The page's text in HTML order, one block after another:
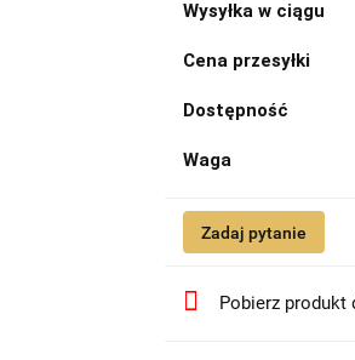
Wysyłka w ciągu
Cena przesyłki
Dostępność
Waga
Zadaj pytanie
Pobierz produkt